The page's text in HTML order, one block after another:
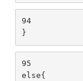
94
}
95
else{